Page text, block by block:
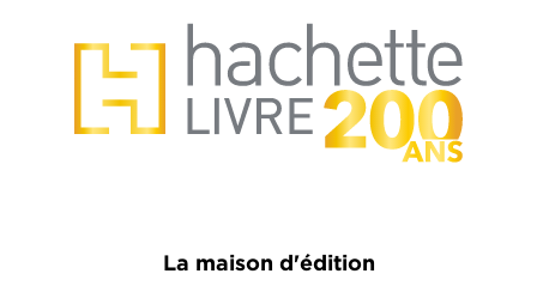
La maison d'édition